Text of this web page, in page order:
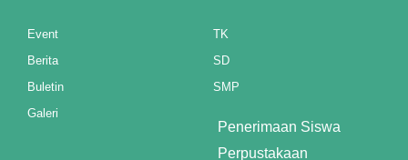
Event
Berita
Buletin
Galeri
TK
SD
SMP
Penerimaan Siswa
Perpustakaan